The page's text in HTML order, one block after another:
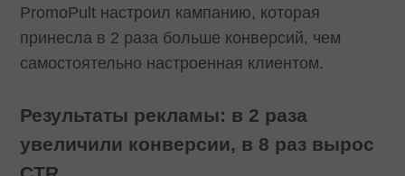
PromoPult настроил кампанию, которая
принесла в 2 раза больше конверсий, чем
самостоятельно настроенная клиентом.
Результаты рекламы: в 2 раза
увеличили конверсии, в 8 раз вырос